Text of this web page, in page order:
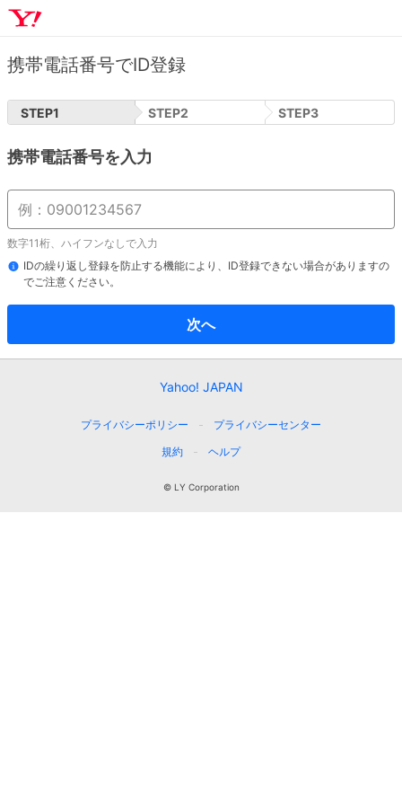
携帯電話番号でID登録
STEP1 STEP2 STEP3
携帯電話番号を入力
数字11桁、ハイフンなしで入力
IDの繰り返し登録を防止する機能により、ID登録できない場合がありますの
でご注意ください。
次へ
Yahoo! JAPAN
プライバシーポリシー
プライバシーセンター
規約
ヘルプ
© LY Corporation